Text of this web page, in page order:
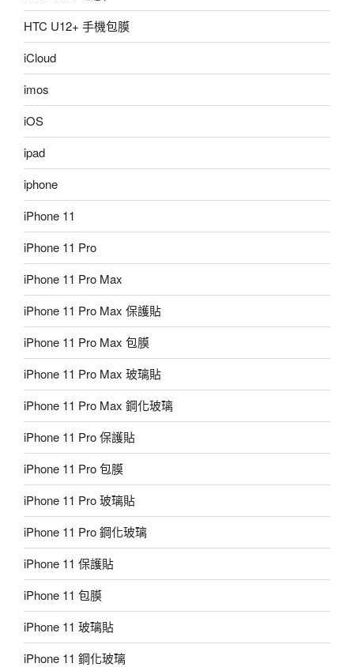
HTC U12+ 手機包膜
iCloud
imos
iOS
ipad
iphone
iPhone 11
iPhone 11 Pro
iPhone 11 Pro Max
iPhone 11 Pro Max 保護貼
iPhone 11 Pro Max 包膜
iPhone 11 Pro Max 玻璃貼
iPhone 11 Pro Max 鋼化玻璃
iPhone 11 Pro 保護貼
iPhone 11 Pro 包膜
iPhone 11 Pro 玻璃貼
iPhone 11 Pro 鋼化玻璃
iPhone 11 保護貼
iPhone 11 包膜
iPhone 11 玻璃貼
iPhone 11 鋼化玻璃